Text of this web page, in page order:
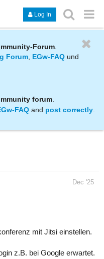
Log In
Forum
Forum, EGw-FAQ und
forum.
FAQ and post correctly
Dec '25
mit Jitsi einstellen.
z.B. bei Google erwartet.